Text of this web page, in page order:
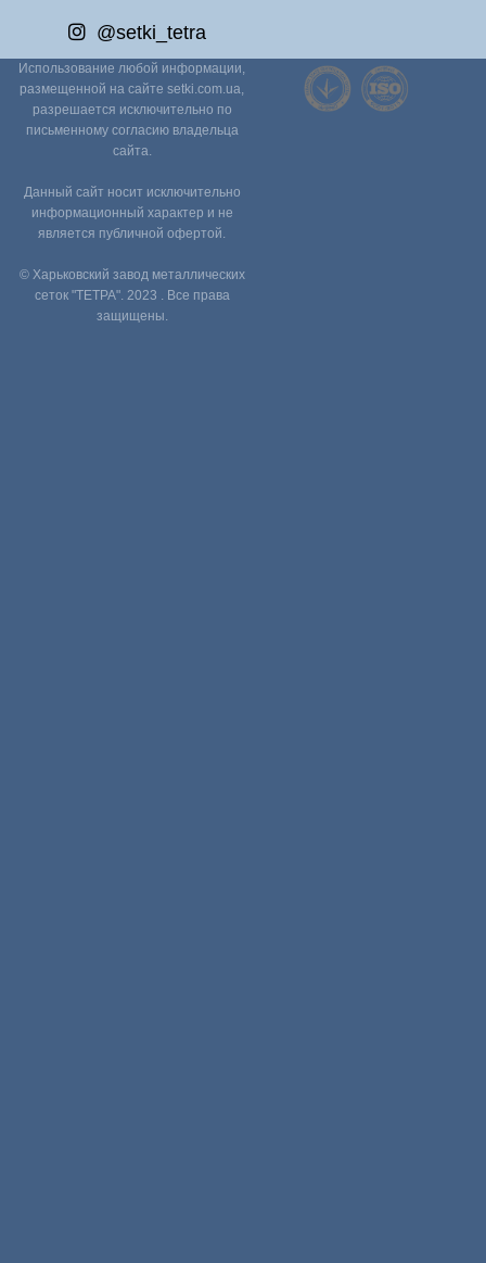
@setki_tetra
Использование любой информации,
размещенной на сайте setki.com.ua,
разрешается исключительно по
письменному согласию владельца
сайта.
Данный сайт носит исключительно
информационный характер и не
является публичной офертой.
© Харьковский завод металлических
сеток "ТЕТРА". 2023 . Все права
защищены.